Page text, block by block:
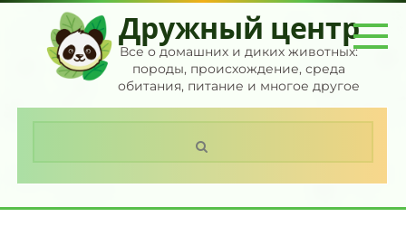
Перейти
контенту
Дружный центр
Все о домашних и диких животных:
породы, происхождение, среда
обитания, питание и многое другое